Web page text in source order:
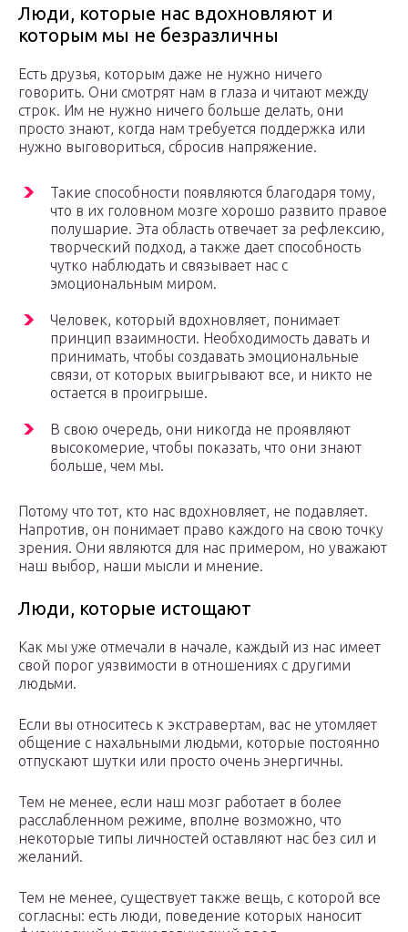
Люди, которые нас вдохновляют и
которым мы не безразличны
Есть друзья, которым даже не нужно ничего
говорить. Они смотрят нам в глаза и читают между
строк. Им не нужно ничего больше делать, они
просто знают, когда нам требуется поддержка или
нужно выговориться, сбросив напряжение.
Такие способности появляются благодаря тому,
что в их головном мозге хорошо развито правое
полушарие. Эта область отвечает за рефлексию,
творческий подход, а также дает способность
чутко наблюдать и связывает нас с
эмоциональным миром.
Человек, который вдохновляет, понимает
принцип взаимности. Необходимость давать и
принимать, чтобы создавать эмоциональные
связи, от которых выигрывают все, и никто не
остается в проигрыше.
В свою очередь, они никогда не проявляют
высокомерие, чтобы показать, что они знают
больше, чем мы.
Потому что тот, кто нас вдохновляет, не подавляет.
Напротив, он понимает право каждого на свою точку
зрения. Они являются для нас примером, но уважают
наш выбор, наши мысли и мнение.
Люди, которые истощают
Как мы уже отмечали в начале, каждый из нас имеет
свой порог уязвимости в отношениях с другими
людьми.
Если вы относитесь к экстравертам, вас не утомляет
общение с нахальными людьми, которые постоянно
отпускают шутки или просто очень энергичны.
Тем не менее, если наш мозг работает в более
расслабленном режиме, вполне возможно, что
некоторые типы личностей оставляют нас без сил и
желаний.
Тем не менее, существует также вещь, с которой все
согласны: есть люди, поведение которых наносит